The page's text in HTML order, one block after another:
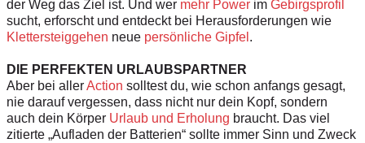
der Weg das Ziel ist. Und wer mehr Power im Gebirgsprofil
sucht, erforscht und entdeckt bei Herausforderungen wie
Klettersteiggehen neue persönliche Gipfel .
DIE PERFEKTEN URLAUBSPARTNER
Aber bei allerAction solltest du, wie schon anfangs gesagt,
nie darauf vergessen, dass nicht nur dein Kopf, sondern
auch dein Körper Urlaub und Erholung braucht. Das viel
zitierte „Aufladen der Batterien“ sollte immer Sinn und Zweck